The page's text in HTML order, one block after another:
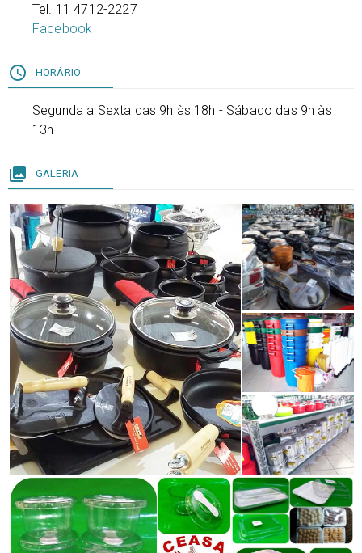
Tel. 11 4712-2227
Facebook
access_time HORÁRIO
Segunda a Sexta das 9h às 18h - Sábado das 9h às
13h
collections GALERIA